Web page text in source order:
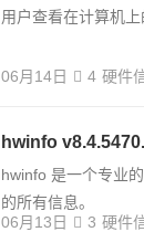
用户查看在计算机
06月14日 4 硬件
hwinfo
hwinfo 是一个专业
的所有信息。
06月13日
3 硬件